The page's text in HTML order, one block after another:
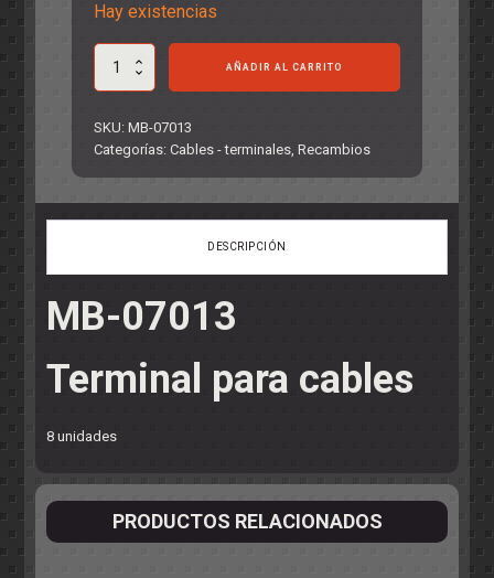
Hay existencias
Terminal
cantidad
AÑADIR AL CARRITO
SKU:MB-07013
Categorías:Cables - terminales ,Recambios
DESCRIPCIÓN
MB-07013
Terminal para cables
8 unidades
PRODUCTOS RELACIONADOS